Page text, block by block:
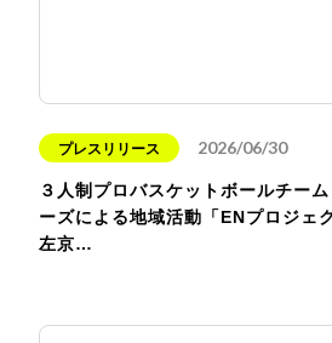
プレスリリース 2026/06/30
３人制プロバスケットボールチー
ーズによる地域活動「ENプロジ
左京…